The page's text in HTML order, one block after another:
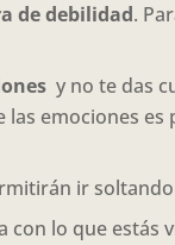
de debilidad.
y no te das
las emociones
ir
con lo que estás